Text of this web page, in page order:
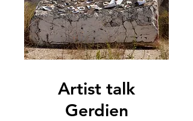
Artist talk
Gerdien